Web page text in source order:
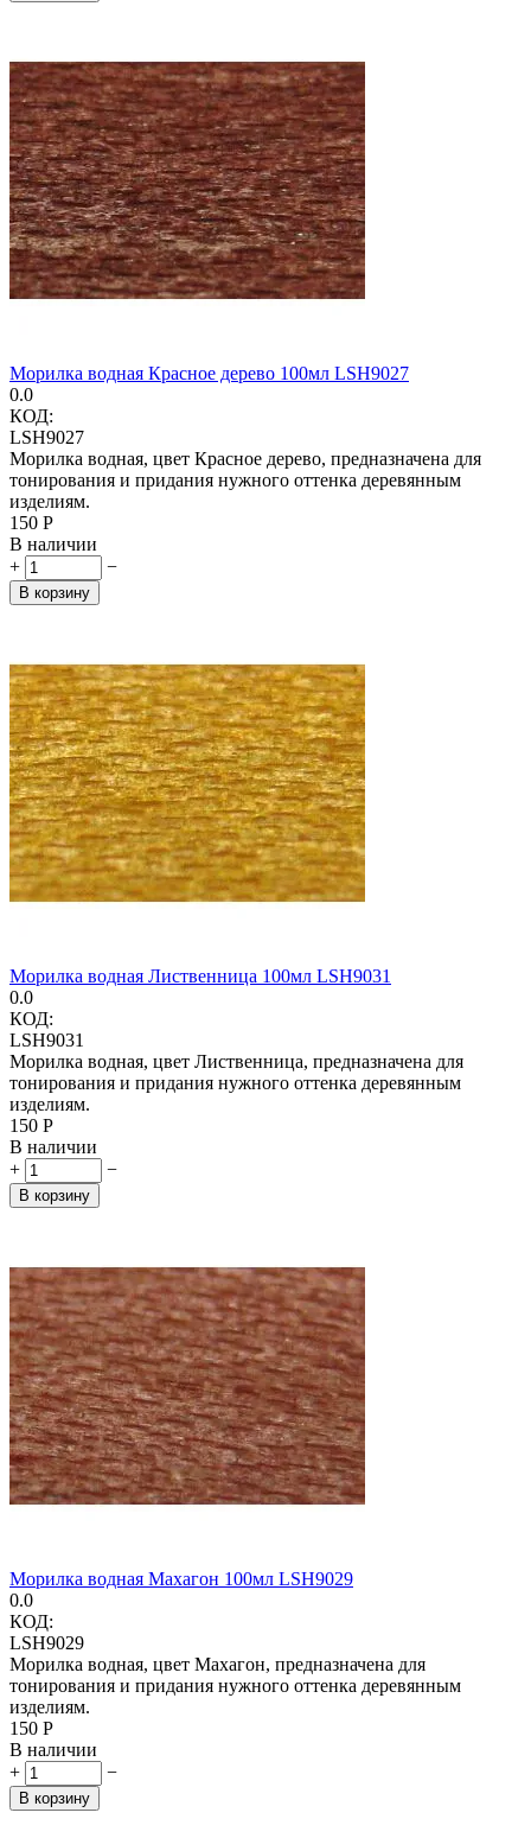
Морилка водная Красное дерево 100мл LSH9027
0.0
КОД:
LSH9027
Морилка водная, цвет Красное дерево, предназначена для
тонирования и придания нужного оттенка деревянным
изделиям.
‍150‍ Р
В наличии
+
−
В корзину
Морилка водная Лиственница 100мл LSH9031
0.0
КОД:
LSH9031
Морилка водная, цвет Лиственница, предназначена для
тонирования и придания нужного оттенка деревянным
изделиям.
‍150‍ Р
В наличии
+
−
В корзину
Морилка водная Махагон 100мл LSH9029
0.0
КОД:
LSH9029
Морилка водная, цвет Махагон, предназначена для
тонирования и придания нужного оттенка деревянным
изделиям.
‍150‍ Р
В наличии
+
−
В корзину